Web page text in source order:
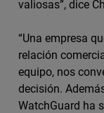
valiosas”, dice
“Una empresa
relación
equipo, nos
decisión.
WatchGuard ha